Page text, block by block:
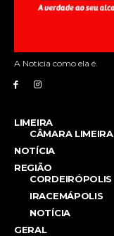
A Noticia como ela é.
LIMEIRA
CÂMARA LIMEIRA
NOTÍCIA
REGIÃO
CORDEIRÓPOLIS
IRACEMÁPOLIS
NOTÍCIA
GERAL